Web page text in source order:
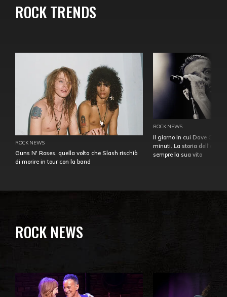
ROCK TRENDS
ROCK NEWS
Guns N' Roses, quella volta che Slash rischiò
di morire in tour con la band
ROCK NEWS
Il giorno in cui Dave
minuti. La storia
sempre la sua vita
ROCK NEWS